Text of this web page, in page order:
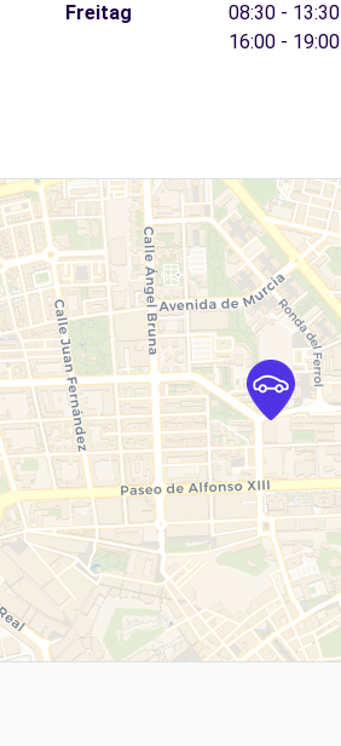
Freitag
08:30 - 13:30
16:00 - 19:00